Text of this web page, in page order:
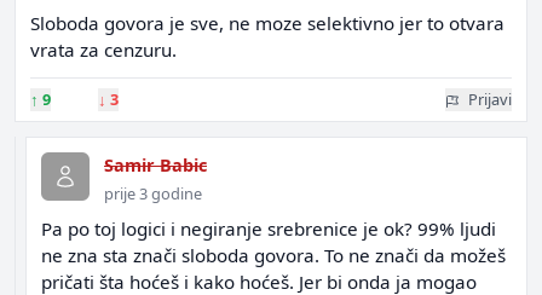
Sloboda govora je sve, ne moze selektivno jer to otvara
vrata za cenzuru.
↑ 9 ↓ 3 Prijavi
Samir Babic
prije 3 godine
Pa po toj logici i negiranje srebrenice je ok? 99% ljudi
ne zna sta znači sloboda govora. To ne znači da možeš
pričati šta hoćeš i kako hoćeš. Jer bi onda ja mogao